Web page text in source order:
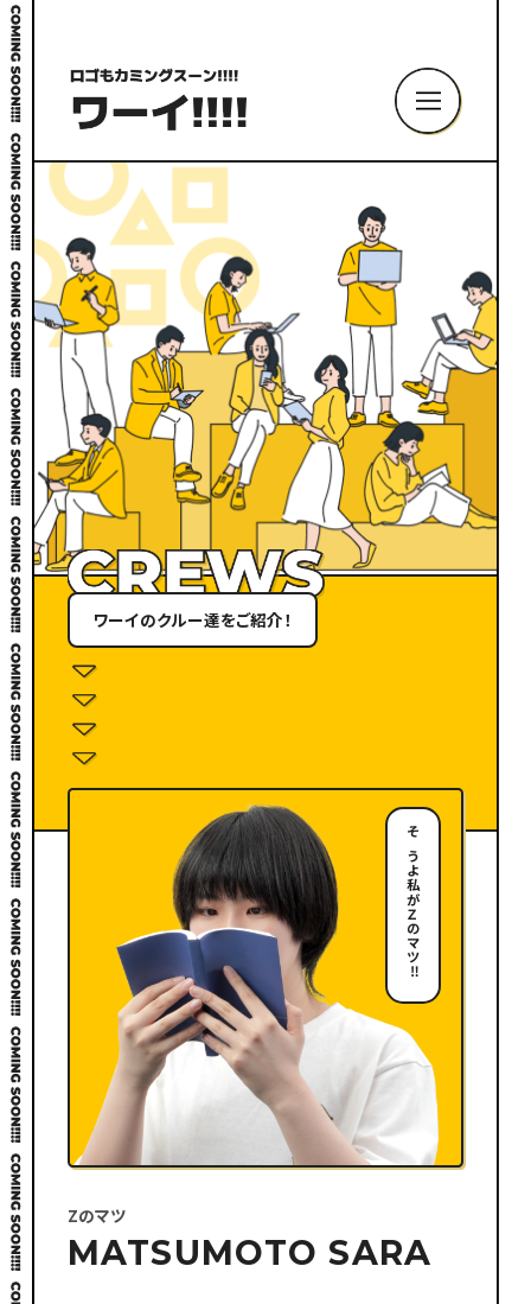
ワーイのクルー達をご紹介！
そうよ私がＺのマツ‼
Zのマツ
MATSUMOTO SARA